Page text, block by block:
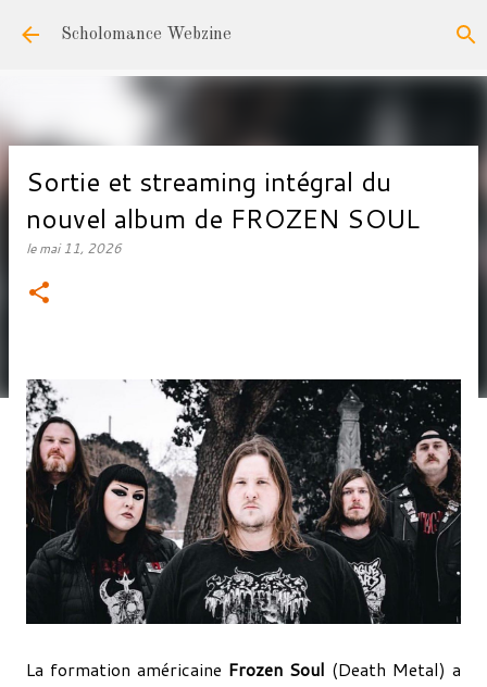
Accéder au contenu principal
Scholomance Webzine
Sortie et streaming intégral du
nouvel album de FROZEN SOUL
lemai 11, 2026
La formation américaine Frozen Soul (Death Metal) a